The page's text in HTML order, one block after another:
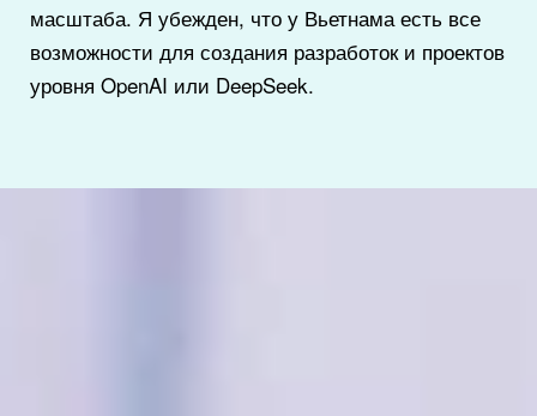
масштаба. Я убежден, что у Вьетнама есть все
возможности для создания разработок и проектов
уровня OpenAI или DeepSeek.